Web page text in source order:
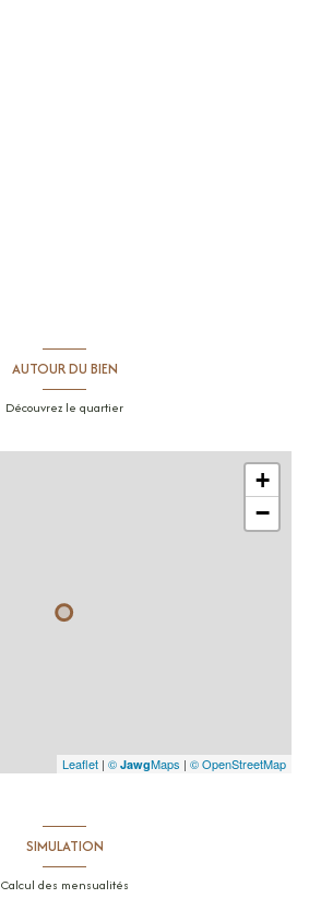
AUTOUR DU BIEN
Découvrez le quartier
+
−
Leaflet | © JawgMaps | © OpenStreetMap
SIMULATION
Calcul des mensualités